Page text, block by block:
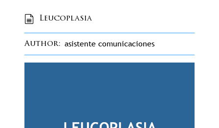
Leucoplasia
Author asistente comunicaciones